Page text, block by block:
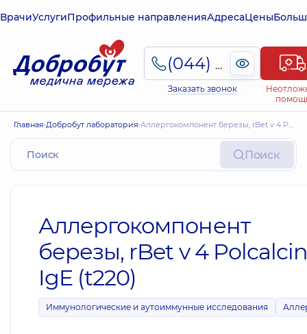
ВрачиУслугиПрофильные направленияАдресаЦены
(044) 495-2-888
Заказать звонок
Главная Добробут лаборатория Аллергокомпонент березы, rBet v 4 Polcalcin, IgE (t220)
Поиск
Аллергокомпонент
березы, rBet v 4
IgE (t220)
Иммунологические и аутоиммунные исследования